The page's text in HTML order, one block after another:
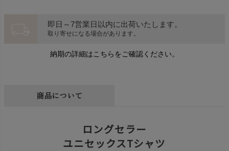
即日～7営業日以内に出荷いたします。
取り寄せになる場合があります。
納期の詳細はこちらをご確認ください。
商品について
ロングセラー
ユニセックスTシャツ